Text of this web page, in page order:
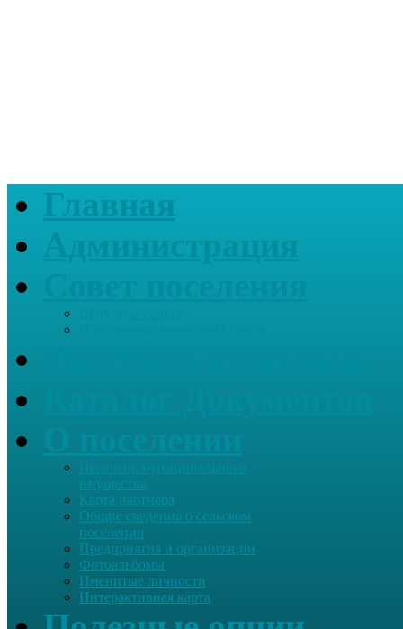
Главная
Перечень муниципального
имущества
Карта партнера
Общие сведения о сельском
поселении
Предприятия и организации
Фотоальбомы
Именитые личности
Интерактивная карта